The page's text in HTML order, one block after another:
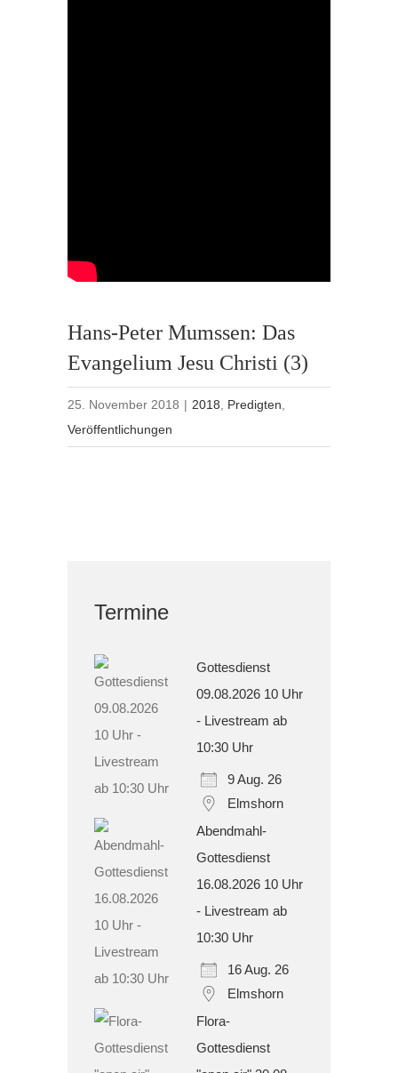
Hans-Peter Mumssen: Das
Evangelium Jesu Christi (3)
25. November 2018 | 2018, Predigten,
Veröffentlichungen
Termine
Gottesdienst
09.08.2026 10 Uhr
- Livestream ab
10:30 Uhr
9 Aug. 26
Elmshorn
Abendmahl-
Gottesdienst
16.08.2026 10 Uhr
- Livestream ab
10:30 Uhr
16 Aug. 26
Elmshorn
Flora-
Gottesdienst